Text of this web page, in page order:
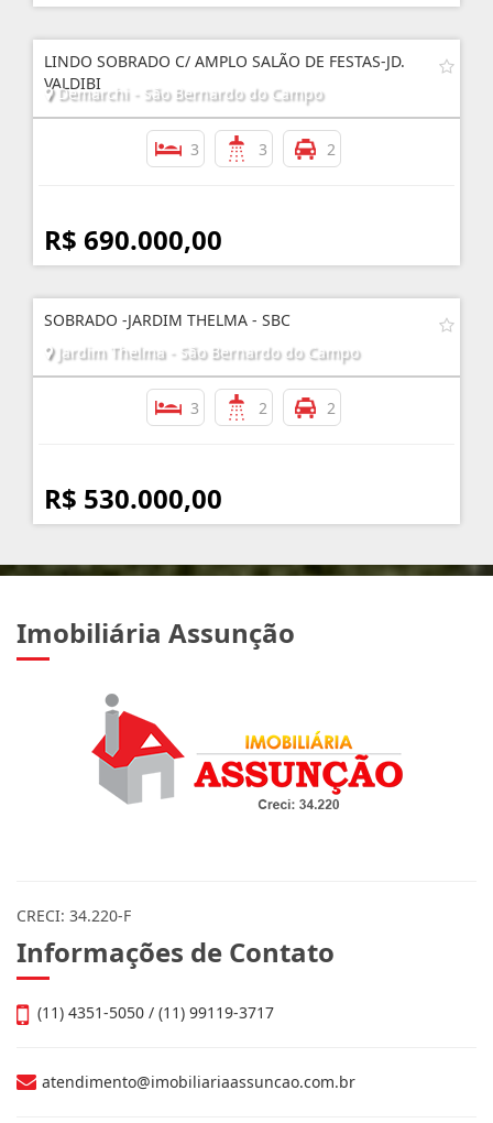
LINDO SOBRADO C/ AMPLO SALÃO DE FESTAS-JD.
VALDIBI
Demarchi - São Bernardo do Campo
3 3 2
R$ 690.000,00
SOBRADO -JARDIM THELMA - SBC
Jardim Thelma - São Bernardo do Campo
3 2 2
R$ 530.000,00
Imobiliária Assunção
CRECI: 34.220-F
Informações de Contato
(11) 4351-5050 / (11) 99119-3717
atendimento@imobiliariaassuncao.com.br